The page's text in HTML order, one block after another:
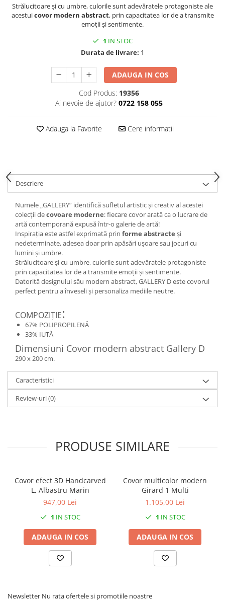
Accesorii decorative
Textile pentru casa
Designers' Choice
Strălucitoare și cu umbre, culorile sunt adevăratele protagoniste ale
acestuicovor modern abstract, prin capacitatea lor de a transmite
emoții și sentimente.
1 IN STOC
Durata de livrare: 1
ADAUGA IN COS
Cod Produs: 19356
Ai nevoie de ajutor? 0722 158 055
Adauga la Favorite Cere informatii
Descriere
Numele „GALLERY” identifică sufletul artistic și creativ al acestei
colecții decovoare moderne: fiecare covor arată ca o lucrare de
artă contemporană expusă într-o galerie de artă!
Inspirația este astfel exprimată prin forme abstracte și
nedeterminate, adesea doar prin apăsări ușoare sau jocuri cu
lumini și umbre.
Strălucitoare și cu umbre, culorile sunt adevăratele protagoniste
prin capacitatea lor de a transmite emoții și sentimente.
Datorită designului său modern abstract, GALLERY D este covorul
perfect pentru a înveseli și personaliza mediile neutre.
COMPOZIŢIE:
67% POLIPROPILENĂ
33% IUTĂ
Dimensiuni Covor modern abstract Gallery D
290 x 200 cm.
Caracteristici
Review-uri(0)
PRODUSE SIMILARE
Covor efect 3D Handcarved
L, Albastru Marin
947,00 Lei
1 IN STOC
ADAUGA IN COS
Covor multicolor modern
Girard 1 Multi
1.105,00 Lei
1 IN STOC
ADAUGA IN COS
Newsletter Nu rata ofertele si promotiile noastre